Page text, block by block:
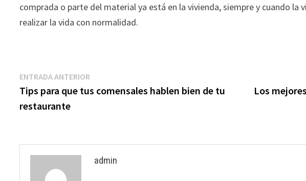
comprada o parte del material ya está en la vivienda, siempre y cuando la
realizar la vida con normalidad.
Navegación
de
ENTRADA ANTERIOR
anterior:
Tips para que tus comensales hablen bien de tu
restaurante
Los
admin